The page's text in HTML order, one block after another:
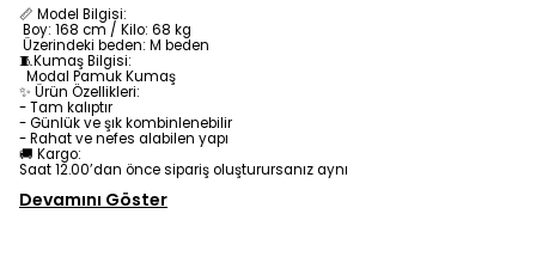
Boy: 168 cm / Kilo: 68 kg
Üzerindeki beden: M beden
🧵Kumaş Bilgisi:
Modal PamukKumaş
✨ Ürün Özellikleri:
- Tam kalıptır
- Günlük ve şık kombinlenebilir
- Rahat ve nefes alabilen yapı
🚚 Kargo:
Saat 12.00’dan önce sipariş oluşturursanız aynı
Devamını Göster